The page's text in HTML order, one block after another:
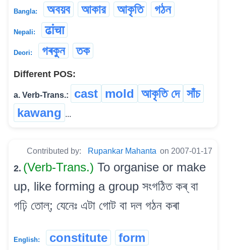
Bangla: অবয়ব আকার আকৃতি গঠন
Nepali: ढांचा
Deori: গৰকুন তক
Different POS:
a. Verb-Trans.: cast mold আকৃতি দে সাঁচ
kawang ...
Contributed by: Rupankar Mahanta on 2007-01-17
2. (Verb-Trans.) To organise or make
up, like forming a group সংগঠিত কৰ্ বা
গঢ়ি তোল্; যেনেঃ এটা গোট বা দল গঠন কৰা
English: constitute form